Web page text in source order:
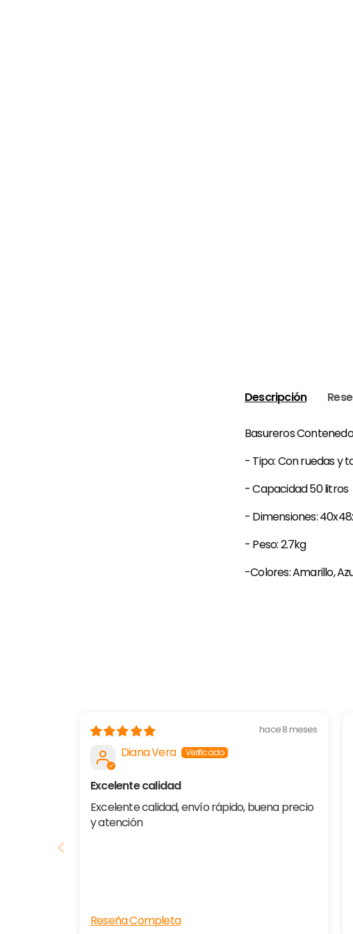
Descripción
Basureros
- Tipo: Con ruedas y
- Capacidad 50 litros
- Dimensiones:
- Peso: 2.7kg
-Colores: Amarillo,
hace 8 meses
Diana Vera
Excelente calidad
Excelente calidad, envío rápido, buena precio
y atención
Reseña Completa